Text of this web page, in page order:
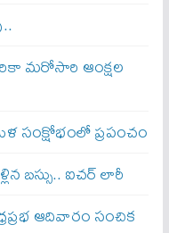
మరోసారి ఆంక్షల
సంక్షోభంలో ప్రపంచం
బస్సు.. ఐచర్‌ లారీ
ఆదివారం సంచిక